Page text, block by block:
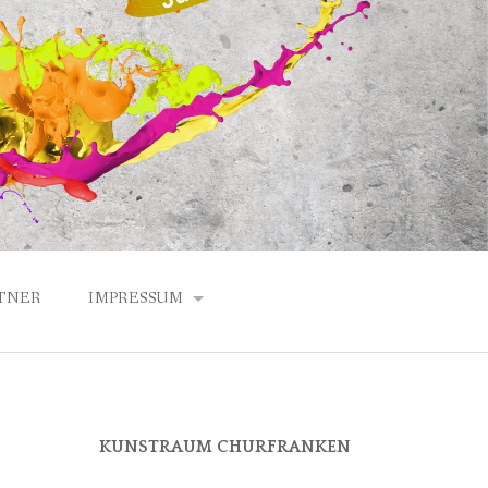
IMPRESSUM
DATENSCHUTZERKLÄRUNG
KUNSTRAUM CHURFRANKEN